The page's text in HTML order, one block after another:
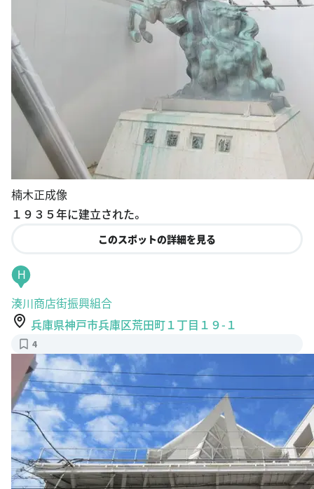
楠木正成像
１９３５年に建立された。
このスポットの詳細を見る
H
湊川商店街振興組合
兵庫県神戸市兵庫区荒田町１丁目１９-１
4